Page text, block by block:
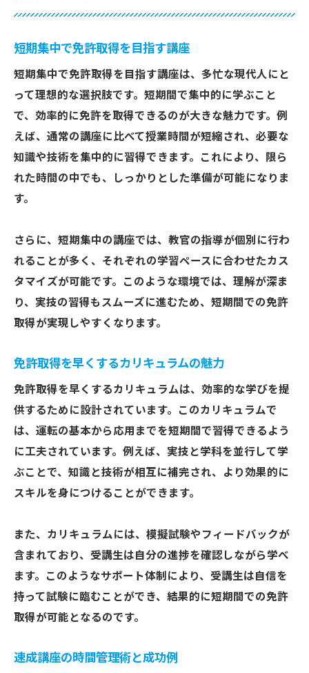
免許取得をサポートする速成講座のスキル
免許取得を確実にするための講座選び
速成講座で磨く免許取得の実践力
免許取得を加速する速成講座の選び方
免許取得を成功させるための講座選び
免許取得を効率化する速成講座の特徴
免許取得を目指すための講座の選び方
速成講座で理想の免許取得を実現
速成講座で免許取得をスムーズに進める方
法
効率的に免許取得を目指す講座の選び方
免許取得をサポートする速成講座の機能
速成講座が提供する免許取得の機会
免許取得を目指す理想の講座選び
短期集中で免許取得を目指す講座
短期集中で免許取得を目指す講座は、多忙な現代人にと
って理想的な選択肢です。短期間で集中的に学ぶこと
で、効率的に免許を取得できるのが大きな魅力です。例
えば、通常の講座に比べて授業時間が短縮され、必要な
知識や技術を集中的に習得できます。これにより、限ら
れた時間の中でも、しっかりとした準備が可能になりま
す。
さらに、短期集中の講座では、教官の指導が個別に行わ
れることが多く、それぞれの学習ペースに合わせたカス
タマイズが可能です。このような環境では、理解が深ま
り、実技の習得もスムーズに進むため、短期間での免許
取得が実現しやすくなります。
免許取得を早くするカリキュラムの魅力
免許取得を早くするカリキュラムは、効率的な学びを提
供するために設計されています。このカリキュラムで
は、運転の基本から応用までを短期間で習得できるよう
に工夫されています。例えば、実技と学科を並行して学
ぶことで、知識と技術が相互に補完され、より効果的に
スキルを身につけることができます。
また、カリキュラムには、模擬試験やフィードバックが
含まれており、受講生は自分の進捗を確認しながら学べ
ます。このようなサポート体制により、受講生は自信を
持って試験に臨むことができ、結果的に短期間での免許
取得が可能となるのです。
速成講座の時間管理術と成功例